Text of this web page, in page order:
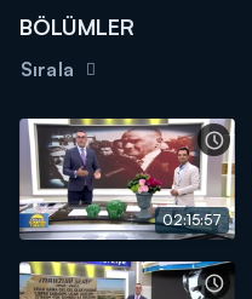
BÖLÜMLER
Sırala
02:15:57